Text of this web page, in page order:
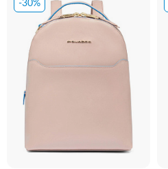
-30%